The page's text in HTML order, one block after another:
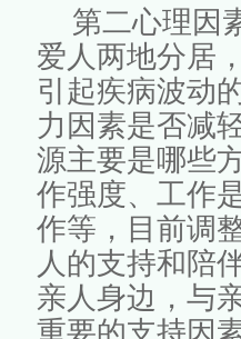
第二心理因
爱人两地分居
引起疾病波动
力因素是否减
源主要是哪些
作强度、工作
作等，目前调
人的支持和陪
亲人身边，与
重要的支持因